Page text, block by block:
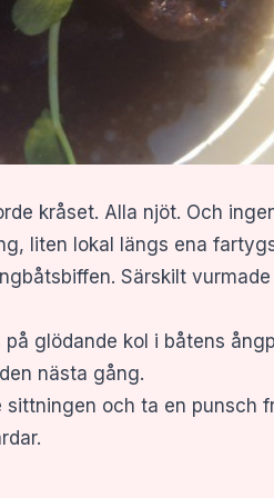
kråset. Alla njöt. Och
liten lokal längs ena
Särskilt
glödande kol i båtens
nästa gång.
och ta en punsch